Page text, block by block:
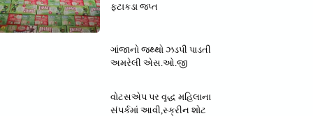
ફટાકડા જપ્ત
ગાંજાનો જથ્થો ઝડપી પાડતી
અમરેલી એસ.ઓ.જી
વોટસએપ પર વૃદ્ધ મહિલાના
સંપર્કમાં આવી,સ્ક્રીન શોટ